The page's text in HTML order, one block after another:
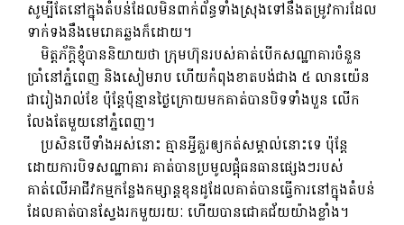
សូម្បីតែនៅក្នុងតំបន់ដែលមិនពាក់ព័ន្ធទាំងស្រុងទៅនឹងតម្រូវការដែល
ទាក់ទងនឹងមេរោគឆ្លងក៏ដោយ។
មិត្តភ័ក្តិខ្ញុំបាននិយាយថា ក្រុមហ៊ុនរបស់គាត់បើកសណ្ឋាគារចំនួន
ប្រាំនៅភ្នំពេញ និងសៀមរាប ហើយកំពុងខាតបង់ជាង ៥ លានយ៉េន
ជារៀងរាល់ខែ ប៉ុន្តែប៉ុន្មានថ្ងៃក្រោយមកគាត់បានបិទទាំងបួន លើក
លែងតែមួយនៅភ្នំពេញ។
ប្រសិនបើទាំងអស់នោះ គ្មានអ្វីគួរឲ្យកត់សម្គាល់នោះទេ ប៉ុន្តែ
ដោយការបិទសណ្ឋាគារ គាត់បានប្រមូលផ្តុំធនធានផ្សេងៗរបស់
គាត់លើអាជីវកម្មកន្លែងកម្សាន្តខុនដូដែលគាត់បានធ្វើការនៅក្នុងតំបន់
ដែលគាត់បានស្វែងរកមួយរយៈ ហើយបានជោគជ័យយ៉ាងខ្លាំង។